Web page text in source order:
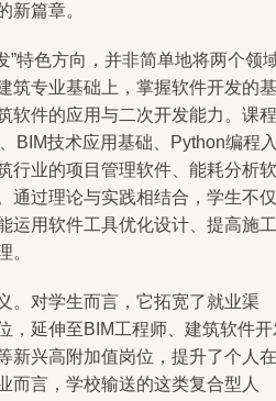
新篇章。
”特色方向，并非简单地将两个领
筑专业基础上，掌握软件开发的基
软件的应用与二次开发能力。课程
BIM技术应用基础、Python编程
行业的项目管理软件、能耗分析软
通过理论与实践相结合，学生不仅
运用软件工具优化设计、提高施工
。
。对学生而言，它拓宽了就业渠
，延伸至BIM工程师、建筑软件开
新兴高附加值岗位，提升了个人在
而言，学校输送的这类复合型人